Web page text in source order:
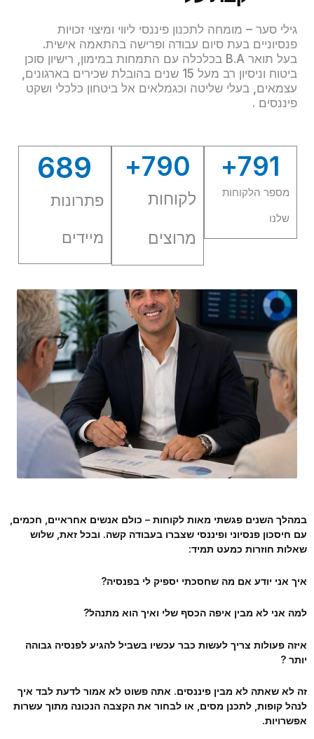
לאפס
את
כל
האפשרויות
cached
גילי סער – מומחה לתכנון פיננסי ליווי ומיצוי זכויות
פנסיוניים בעת סיום עבודה ופרישה בהתאמה אישית.
בעל תואר B.A בכלכלה עם התמחות במימון, רישיון סוכן
ביטוח וניסיון רב מעל 15 שנים בהובלת שכירים בארגונים,
עצמאים, בעלי שליטה וכגמלאים אל ביטחון כלכלי ושקט
פיננסים .
מספר הלקוחות
שלנו
791
+
לקוחות
מרוצים
790
+
פתרונות
מיידים
689
במהלך השנים פגשתי מאות לקוחות – כולם אנשים אחראיים, חכמים,
עם חיסכון פנסיוני ופיננסי שצברו בעבודה קשה. ובכל זאת, שלוש
שאלות חוזרות כמעט תמיד:
איך אני יודע אם מה שחסכתי יספיק לי בפנסיה?
למה אני לא מבין איפה הכסף שלי ואיך הוא מתנהל?
איזה פעולות צריך לעשות כבר עכשיו בשביל להגיע לפנסיה גבוהה
יותר ?
זה לא שאתה לא מבין פיננסים. אתה פשוט לא אמור לדעת לבד איך
לנהל קופות, לתכנן מסים, או לבחור את הקצבה הנכונה מתוך עשרות
אפשרויות.